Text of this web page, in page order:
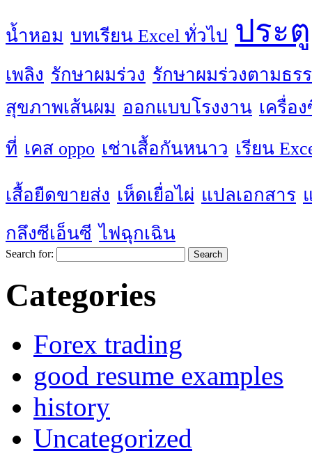
น้ำหอม บทเรียน Excel ทั่วไป ประตู
เพลิง รักษาผมร่วง รักษาผมร่วงตามธร
สุขภาพเส้นผม ออกแบบโรงงาน เครื่อ
ที่ เคส oppo เช่าเสื้อกันหนาว เรียน
เสื้อยืดขายส่ง เห็ดเยื่อไผ่ แปลเอกสาร
กลึงซีเอ็นซี ไฟฉุกเฉิน
Search for:
Categories
Forex trading
good resume examples
history
Uncategorized